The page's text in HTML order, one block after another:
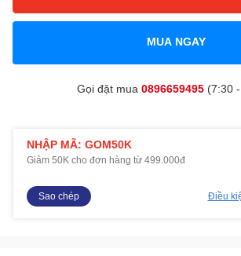
MUA NGAY
Gọi đặt mua 0896659495(7:30 -
NHẬP MÃ: GOM50K
Giảm 50K cho đơn hàng từ 499.000đ
Sao chép Điều